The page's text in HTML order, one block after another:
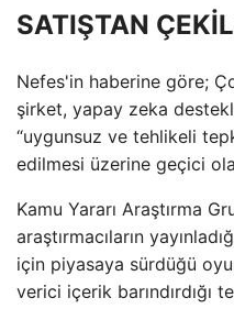
SATIŞTAN
Nefes'in haberine göre;
şirket, yapay zeka
“uygunsuz ve tehlikeli
edilmesi üzerine geçici
Kamu Yararı Araştırma
araştırmacıların
için piyasaya sürdüğü
verici içerik barındırdığı